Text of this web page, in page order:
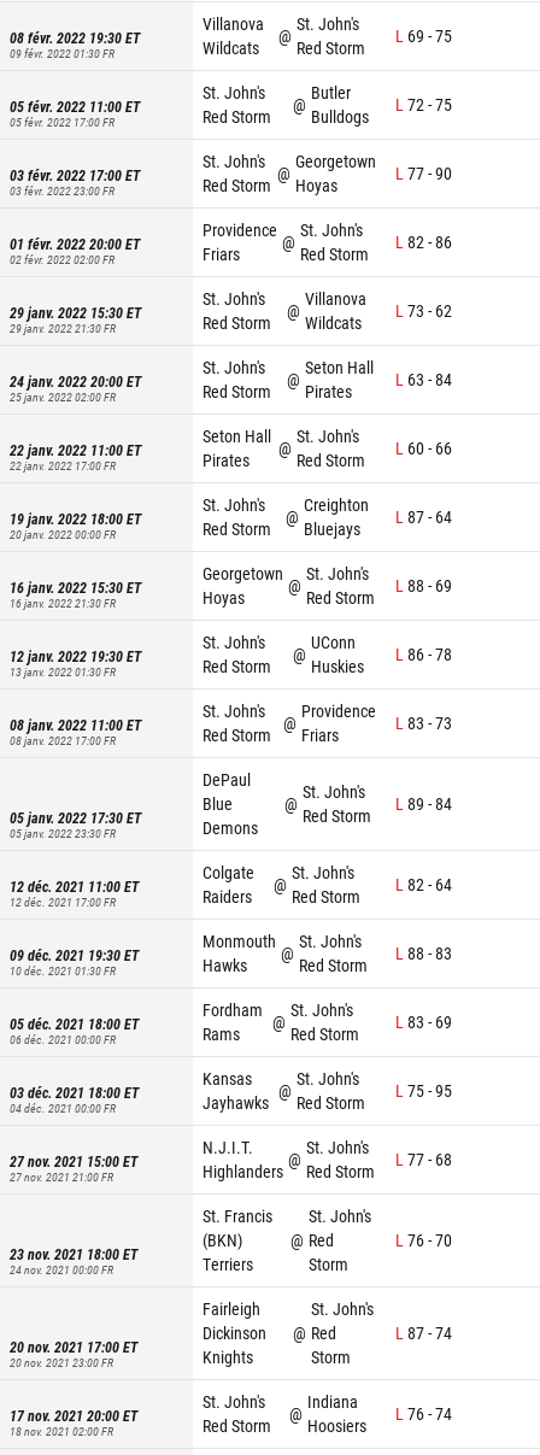
08 févr. 2022 19:30ET
09 févr. 2022 01:30FR
Villanova
Wildcats
@
St. John's
Red Storm
L 69 -75
05 févr. 2022 11:00ET
05 févr. 2022 17:00FR
St. John's
Red Storm
@
Butler
Bulldogs
L72-75
03 févr. 2022 17:00ET
03 févr. 2022 23:00FR
St. John's
Red Storm
@
Georgetown
Hoyas
L77-90
01 févr. 2022 20:00ET
02 févr. 2022 02:00FR
Providence
Friars
@
St. John's
Red Storm
L82-86
29 janv. 2022 15:30ET
29 janv. 2022 21:30FR
St. John's
Red Storm
@
Villanova
Wildcats
L73 - 62
24 janv. 2022 20:00ET
25 janv. 2022 02:00FR
St. John's
Red Storm
@
Seton Hall
Pirates
L 63 -84
22 janv. 2022 11:00ET
22 janv. 2022 17:00FR
Seton Hall
Pirates
@
St. John's
Red Storm
L 60- 66
19 janv. 2022 18:00ET
20 janv. 2022 00:00FR
St. John's
Red Storm
@
Creighton
Bluejays
L87- 64
16 janv. 2022 15:30ET
16 janv. 2022 21:30FR
Georgetown
Hoyas
@
St. John's
Red Storm
L88 - 69
12 janv. 2022 19:30ET
13 janv. 2022 01:30FR
St. John's
Red Storm
@
UConn
Huskies
L86-78
08 janv. 2022 11:00ET
08 janv. 2022 17:00FR
St. John's
Red Storm
@
Providence
Friars
L83 -73
05 janv. 2022 17:30ET
05 janv. 2022 23:30FR
DePaul
Blue
Demons
@
St. John's
Red Storm
L89 -84
12 déc. 2021 11:00ET
12 déc. 2021 17:00FR
Colgate
Raiders
@
St. John's
Red Storm
L82- 64
09 déc. 2021 19:30ET
10 déc. 2021 01:30FR
Monmouth
Hawks
@
St. John's
Red Storm
L88 -83
05 déc. 2021 18:00ET
06 déc. 2021 00:00FR
Fordham
Rams
@
St. John's
Red Storm
L83 - 69
03 déc. 2021 18:00ET
04 déc. 2021 00:00FR
Kansas
Jayhawks
@
St. John's
Red Storm
L75-95
27 nov. 2021 15:00ET
27 nov. 2021 21:00FR
N.J.I.T.
Highlanders
@
St. John's
Red Storm
L77- 68
23 nov. 2021 18:00ET
24 nov. 2021 00:00FR
St. Francis
(BKN)
Terriers
@
St. John's
Red
Storm
L76-70
20 nov. 2021 17:00ET
20 nov. 2021 23:00FR
Fairleigh
Dickinson
Knights
@
St. John's
Red
Storm
L87-74
17 nov. 2021 20:00ET
18 nov. 2021 02:00FR
St. John's
Red Storm
@
Indiana
Hoosiers
L76-74